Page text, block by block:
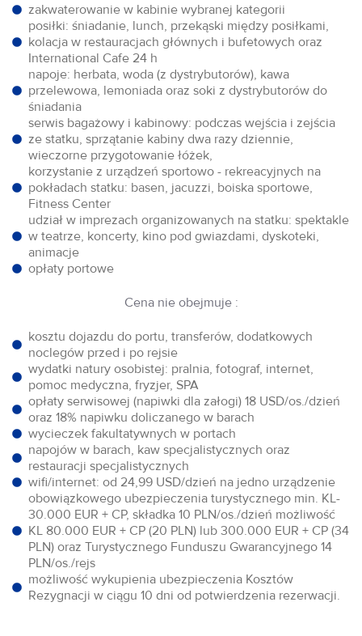
zakwaterowanie w kabinie wybranej kategorii
posiłki: śniadanie, lunch, przekąski między posiłkami,
kolacja w restauracjach głównych i bufetowych oraz
International Cafe 24 h
napoje: herbata, woda (z dystrybutorów), kawa
przelewowa, lemoniada oraz soki z dystrybutorów do
śniadania
serwis bagażowy i kabinowy: podczas wejścia i zejścia
ze statku, sprzątanie kabiny dwa razy dziennie,
wieczorne przygotowanie łóżek,
korzystanie z urządzeń sportowo - rekreacyjnych na
pokładach statku: basen, jacuzzi, boiska sportowe,
Fitness Center
udział w imprezach organizowanych na statku: spektakle
w teatrze, koncerty, kino pod gwiazdami, dyskoteki,
animacje
opłaty portowe
Cena nie obejmuje :
kosztu dojazdu do portu, transferów, dodatkowych
noclegów przed i po rejsie
wydatki natury osobistej: pralnia, fotograf, internet,
pomoc medyczna, fryzjer, SPA
opłaty serwisowej (napiwki dla załogi) 18 USD/os./dzień
oraz 18% napiwku doliczanego w barach
wycieczek fakultatywnych w portach
napojów w barach, kaw specjalistycznych oraz
restauracji specjalistycznych
wifi/internet: od 24,99 USD/dzień na jedno urządzenie
obowiązkowego ubezpieczenia turystycznego min. KL-
30.000 EUR + CP, składka 10 PLN/os./dzień możliwość
KL 80.000 EUR + CP (20 PLN) lub 300.000 EUR + CP (34
PLN) oraz Turystycznego Funduszu Gwarancyjnego 14
PLN/os./rejs
możliwość wykupienia ubezpieczenia Kosztów
Rezygnacji w ciągu 10 dni od potwierdzenia rezerwacji.